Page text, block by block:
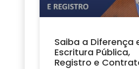
Saiba a Diferença
Escritura Pública,
Registro e